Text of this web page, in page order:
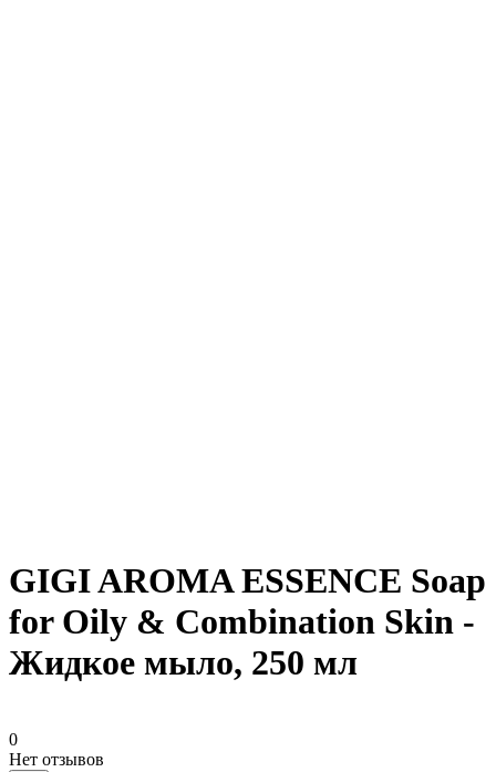
GIGI AROMA ESSENCE Soap
for Oily & Combination Skin -
Жидкое мыло, 250 мл
0
Нет отзывов